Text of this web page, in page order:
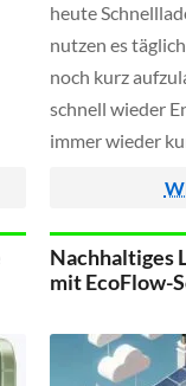
heute
nutzen es
noch kurz
schnell wieder
immer wieder
beschädigt. Der
Studio" wollte
Nachhaltiges
mit EcoFlow-